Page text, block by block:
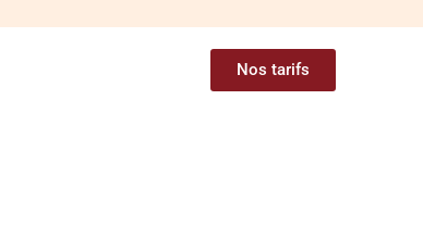
Nos tarifs